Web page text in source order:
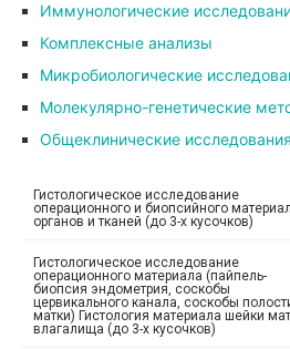
Иммунологические
Комплексные анализы
Микробиологические
Молекулярно-генетические
Общеклинические исследования
Гистологическое исследование
операционного и биопсийного
органов и тканей (до 3-х кусочков)
Гистологическое исследование
операционного материала (пайпель-
биопсия эндометрия, соскобы
цервикального канала, соскобы
матки) Гистология материала шейки
влагалища (до 3-х кусочков)